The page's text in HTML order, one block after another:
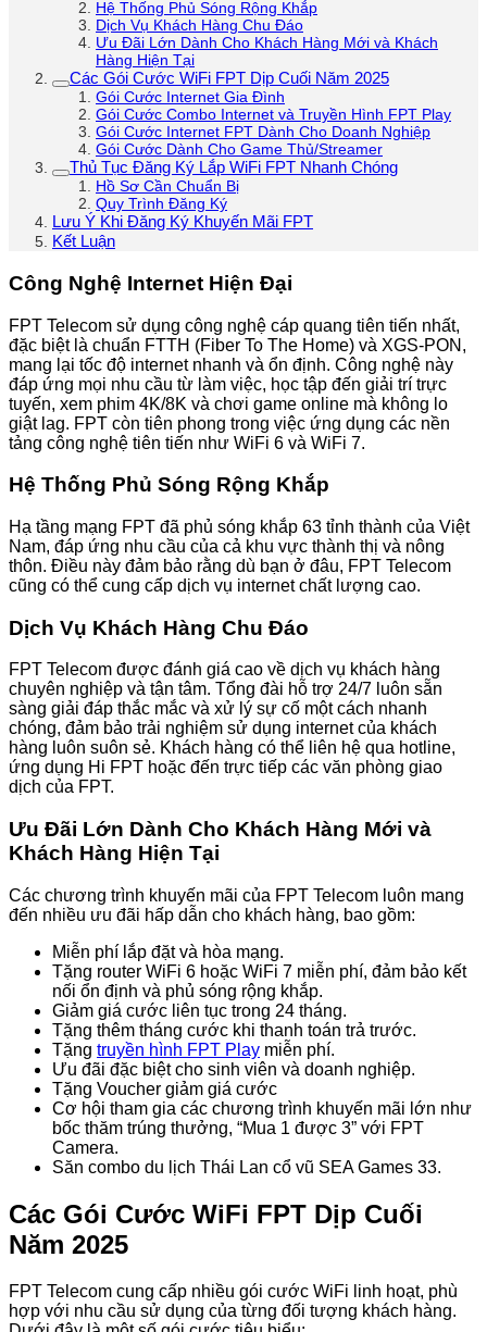
Hệ Thống Phủ Sóng Rộng Khắp
Dịch Vụ Khách Hàng Chu Đáo
Ưu Đãi Lớn Dành Cho Khách Hàng Mới và Khách
Hàng Hiện Tại
Các Gói Cước WiFi FPT Dịp Cuối Năm 2025
Gói Cước Internet Gia Đình
Gói Cước Combo Internet và Truyền Hình FPT Play
Gói Cước Internet FPT Dành Cho Doanh Nghiệp
Gói Cước Dành Cho Game Thủ/Streamer
Thủ Tục Đăng Ký Lắp WiFi FPT Nhanh Chóng
Hồ Sơ Cần Chuẩn Bị
Quy Trình Đăng Ký
Lưu Ý Khi Đăng Ký Khuyến Mãi FPT
Kết Luận
Công Nghệ Internet Hiện Đại
FPT Telecom sử dụng công nghệ cáp quang tiên tiến nhất,
đặc biệt là chuẩn FTTH (Fiber To The Home) và XGS-PON,
mang lại tốc độ internet nhanh và ổn định. Công nghệ này
đáp ứng mọi nhu cầu từ làm việc, học tập đến giải trí trực
tuyến, xem phim 4K/8K và chơi game online mà không lo
giật lag. FPT còn tiên phong trong việc ứng dụng các nền
tảng công nghệ tiên tiến như WiFi 6 và WiFi 7.
Hệ Thống Phủ Sóng Rộng Khắp
Hạ tầng mạng FPT đã phủ sóng khắp 63 tỉnh thành của Việt
Nam, đáp ứng nhu cầu của cả khu vực thành thị và nông
thôn. Điều này đảm bảo rằng dù bạn ở đâu, FPT Telecom
cũng có thể cung cấp dịch vụ internet chất lượng cao.
Dịch Vụ Khách Hàng Chu Đáo
FPT Telecom được đánh giá cao về dịch vụ khách hàng
chuyên nghiệp và tận tâm. Tổng đài hỗ trợ 24/7 luôn sẵn
sàng giải đáp thắc mắc và xử lý sự cố một cách nhanh
chóng, đảm bảo trải nghiệm sử dụng internet của khách
hàng luôn suôn sẻ. Khách hàng có thể liên hệ qua hotline,
ứng dụng Hi FPT hoặc đến trực tiếp các văn phòng giao
dịch của FPT.
Ưu Đãi Lớn Dành Cho Khách Hàng Mới và
Khách Hàng Hiện Tại
Các chương trình khuyến mãi của FPT Telecom luôn mang
đến nhiều ưu đãi hấp dẫn cho khách hàng, bao gồm:
Miễn phí lắp đặt và hòa mạng.
Tặng router WiFi 6 hoặc WiFi 7 miễn phí, đảm bảo kết
nối ổn định và phủ sóng rộng khắp.
Giảm giá cước liên tục trong 24 tháng.
Tặng thêm tháng cước khi thanh toán trả trước.
Tặng truyền hình FPT Play miễn phí.
Ưu đãi đặc biệt cho sinh viên và doanh nghiệp.
Tặng Voucher giảm giá cước
Cơ hội tham gia các chương trình khuyến mãi lớn như
bốc thăm trúng thưởng, “Mua 1 được 3” với FPT
Camera.
Săn combo du lịch Thái Lan cổ vũ SEA Games 33.
Các Gói Cước WiFi FPT Dịp Cuối
Năm 2025
FPT Telecom cung cấp nhiều gói cước WiFi linh hoạt, phù
hợp với nhu cầu sử dụng của từng đối tượng khách hàng.